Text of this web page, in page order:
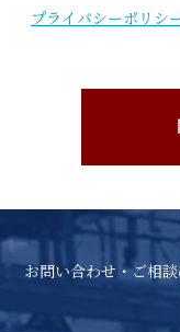
プライバシーポリシ
お問い合わせ・ご相